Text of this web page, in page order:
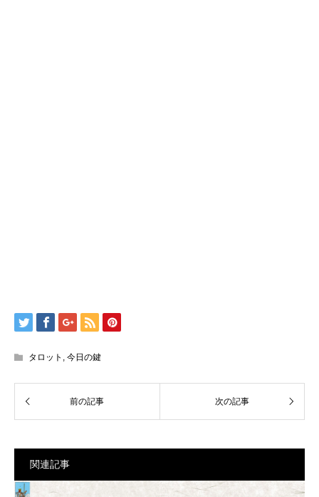
タロット , 今日の鍵
関連記事